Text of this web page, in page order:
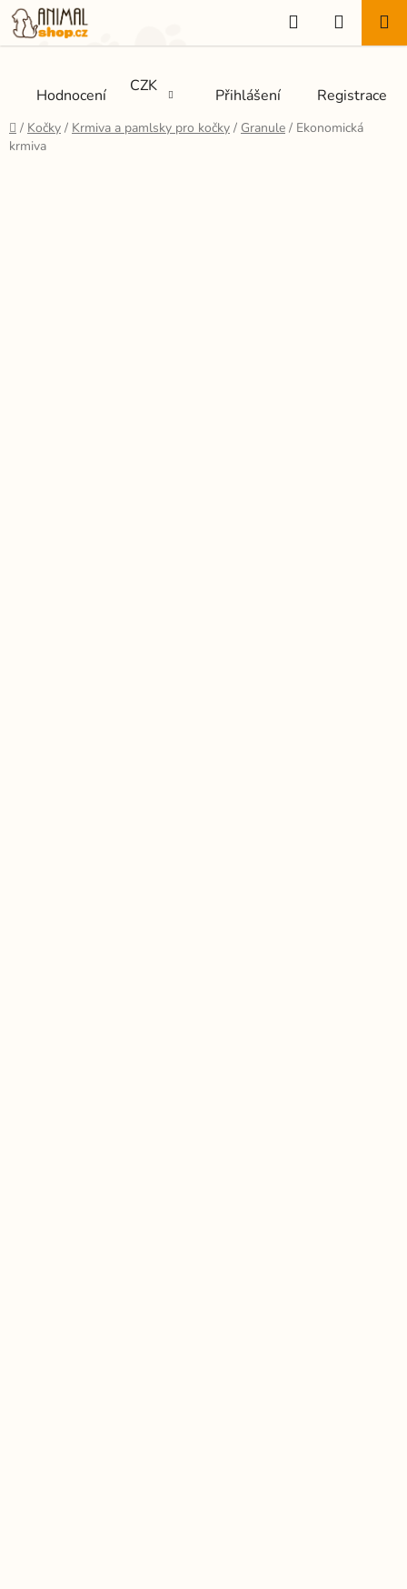
Přejít
na
obsah
Hodnocení CZK Přihlášení Registrace
Hledat
KOŠÍK
Domů
/ Kočky / Krmiva a pamlsky pro kočky / Granule / Ekonomická
krmiva